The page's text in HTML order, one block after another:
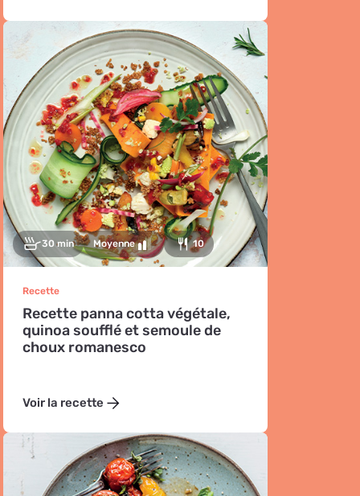
30 min Moyenne 10
Recette
Recette panna cotta végétale,
quinoa soufflé et semoule de
choux romanesco
Voir la recette